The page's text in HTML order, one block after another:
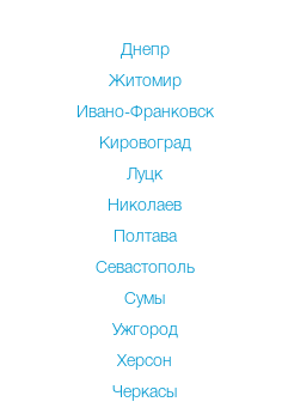
Днепр
Житомир
Ивано-Франковск
Кировоград
Луцк
Николаев
Полтава
Севастополь
Сумы
Ужгород
Херсон
Черкасы